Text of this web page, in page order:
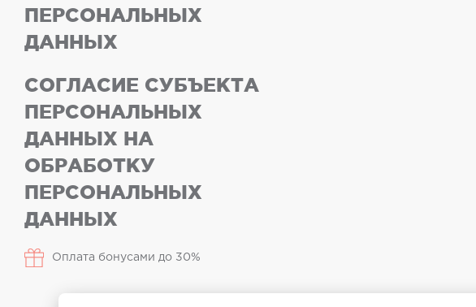
ПЕРСОНАЛЬНЫХ
ДАННЫХ
СОГЛАСИЕ СУБЪЕКТА
ПЕРСОНАЛЬНЫХ
ДАННЫХ НА
ОБРАБОТКУ
ПЕРСОНАЛЬНЫХ
ДАННЫХ
Оплата бонусами до 30%